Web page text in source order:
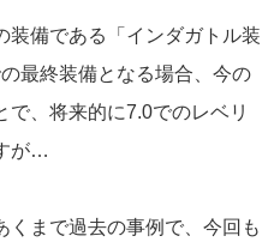
装備である「インダガトル装
最終装備となる場合、今の
で、将来的に7.0でのレベリ
が…
くまで過去の事例で、今回も